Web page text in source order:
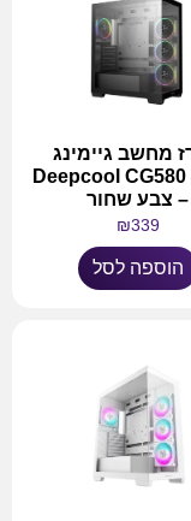
מחשב גיימינג
Deepcool CG580
– צבע שחור
₪339
הוספה לסל